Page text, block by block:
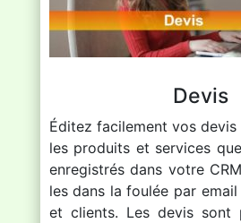
Devis
Éditez facilement vos devis
les produits et services
enregistrés dans votre
les dans la foulée par
et clients. Les devis sont